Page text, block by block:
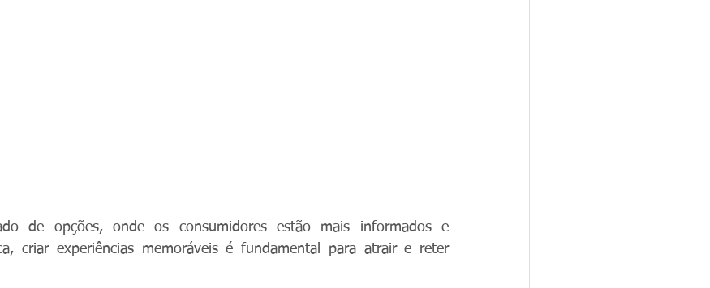
de opções, onde os consumidores estão mais informados e
criar experiências memoráveis é fundamental para atrair e reter